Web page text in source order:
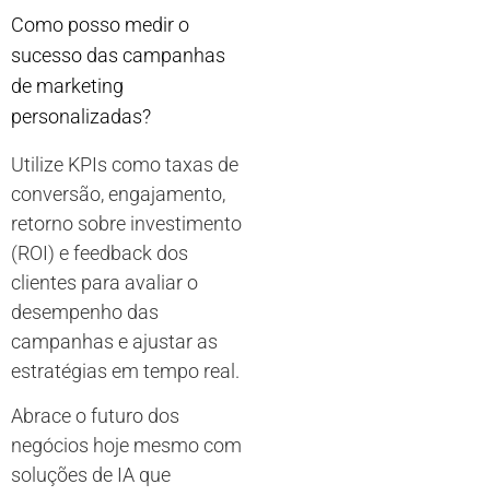
Como posso medir o
sucesso das campanhas
de marketing
personalizadas?
Utilize KPIs como taxas de
conversão, engajamento,
retorno sobre investimento
(ROI) e feedback dos
clientes para avaliar o
desempenho das
campanhas e ajustar as
estratégias em tempo real.
Abrace o futuro dos
negócios hoje mesmo com
soluções de IA que